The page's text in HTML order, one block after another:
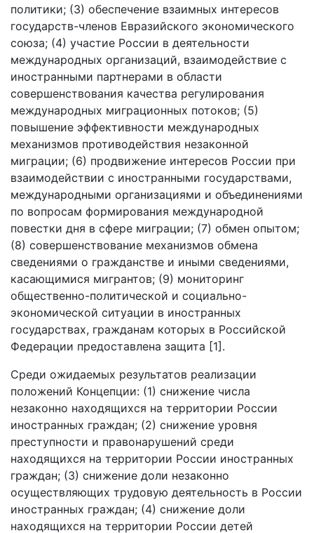
политики; (3) обеспечение взаимных интересов
государств-членов Евразийского экономического
союза; (4) участие России в деятельности
международных организаций, взаимодействие с
иностранными партнерами в области
совершенствования качества регулирования
международных миграционных потоков; (5)
повышение эффективности международных
механизмов противодействия незаконной
миграции; (6) продвижение интересов России при
взаимодействии с иностранными государствами,
международными организациями и объединениями
по вопросам формирования международной
повестки дня в сфере миграции; (7) обмен опытом;
(8) совершенствование механизмов обмена
сведениями о гражданстве и иными сведениями,
касающимися мигрантов; (9) мониторинг
общественно-политической и социально-
экономической ситуации в иностранных
государствах, гражданам которых в Российской
Федерации предоставлена защита [1].
Среди ожидаемых результатов реализации
положений Концепции: (1) снижение числа
незаконно находящихся на территории России
иностранных граждан; (2) снижение уровня
преступности и правонарушений среди
находящихся на территории России иностранных
граждан; (3) снижение доли незаконно
осуществляющих трудовую деятельность в России
иностранных граждан; (4) снижение доли
находящихся на территории России детей